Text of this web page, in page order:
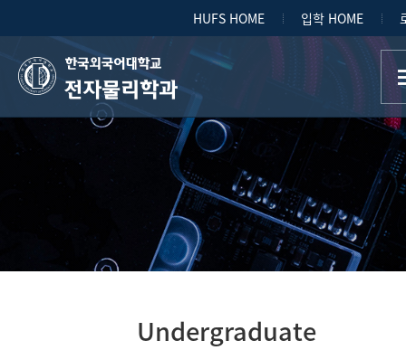
HUFS HOME 입학 HOME
전자물리학과
Undergraduate